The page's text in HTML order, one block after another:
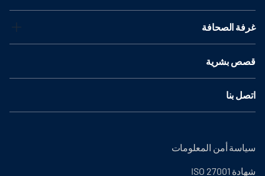
غرفة الصحافة
قصص بشرية
اتصل بنا
سياسة أمن المعلومات
شهادة ISO 27001